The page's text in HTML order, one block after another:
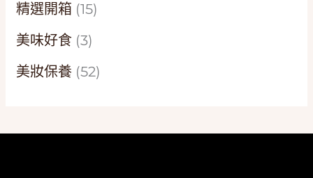
精選開箱 (15)
美味好食 (3)
美妝保養 (52)